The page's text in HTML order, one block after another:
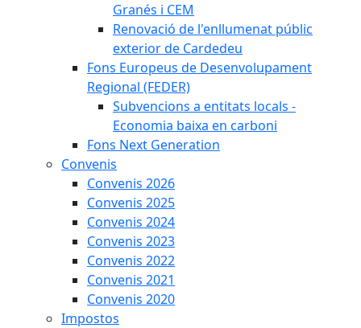
Granés i CEM
Renovació de l'enllumenat públic
exterior de Cardedeu
Fons Europeus de Desenvolupament
Regional (FEDER)
Subvencions a entitats locals -
Economia baixa en carboni
Fons Next Generation
Convenis
Convenis 2026
Convenis 2025
Convenis 2024
Convenis 2023
Convenis 2022
Convenis 2021
Convenis 2020
Impostos